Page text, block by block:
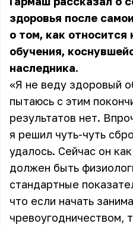
здоровья после
о том, как относится
обучения,
наследника.
«Я не веду здоровый
пытаюсь с этим
результатов нет.
я решил чуть-чуть
удалось. Сейчас он
должен быть
стандартные
что если начать
чревоугодничеством,